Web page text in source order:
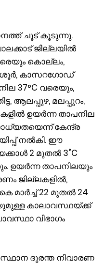
ചൂട് കൂടുന്നു.
ജില്ലയിൽ
കൊല്ലം,
കാസറഗോഡ്
37°C വരെയും,
ആലപ്പുഴ, മലപ്പുറം,
ഉയർന്ന താപനില
കേന്ദ്ര
നൽകി. ഈ
2 മുതൽ 3˚C
ഉയർന്ന താപനിലയും
ജില്ലകളിൽ,
മാർച്ച് 22 മുതൽ 24
കാലാവസ്ഥയ്ക്ക്
വിഭാഗം
ദുരന്ത നിവാരണ